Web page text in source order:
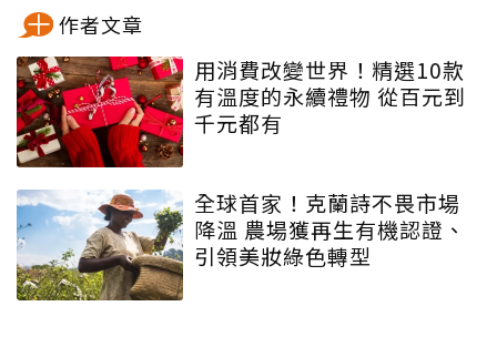
作者文章
用消費改變世界！精選10款
有溫度的永續禮物 從百元到
千元都有
全球首家！克蘭詩不畏市場
降溫 農場獲再生有機認證、
引領美妝綠色轉型